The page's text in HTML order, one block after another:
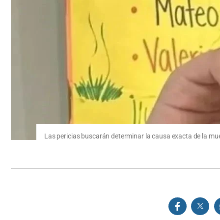
Las pericias buscarán determinar la causa exacta de la